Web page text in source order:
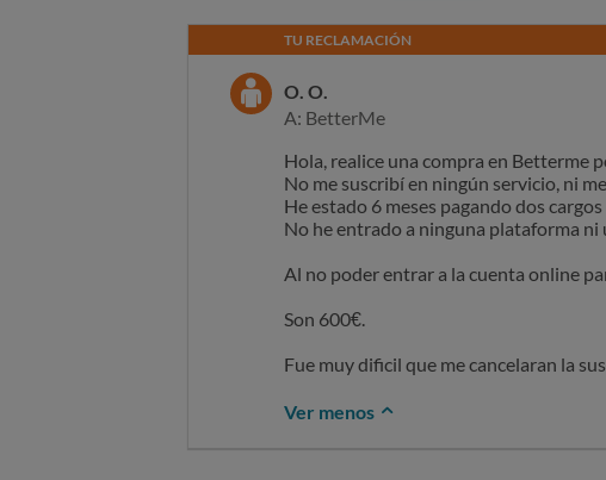
TU RECLAMACIÓN
O. O.
A: BetterMe
Hola, realice una compra en Betterme
No me suscribí en ningún servicio, ni
He estado 6 meses pagando dos
No he entrado a ninguna plataforma ni
Al no poder entrar a la cuenta online
Son 600€.
Fue muy dificil que me cancelaran la
Ver menos